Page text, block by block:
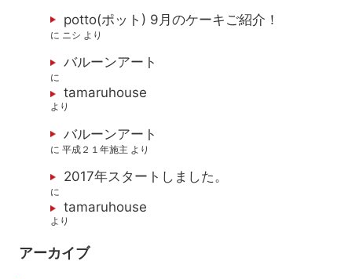
potto(ポット) 9月のケーキご紹介！
に ニシ より
バルーンアート
に
tamaruhouse
より
バルーンアート
に平成２１年施主 より
2017年スタートしました。
に
tamaruhouse
より
アーカイブ